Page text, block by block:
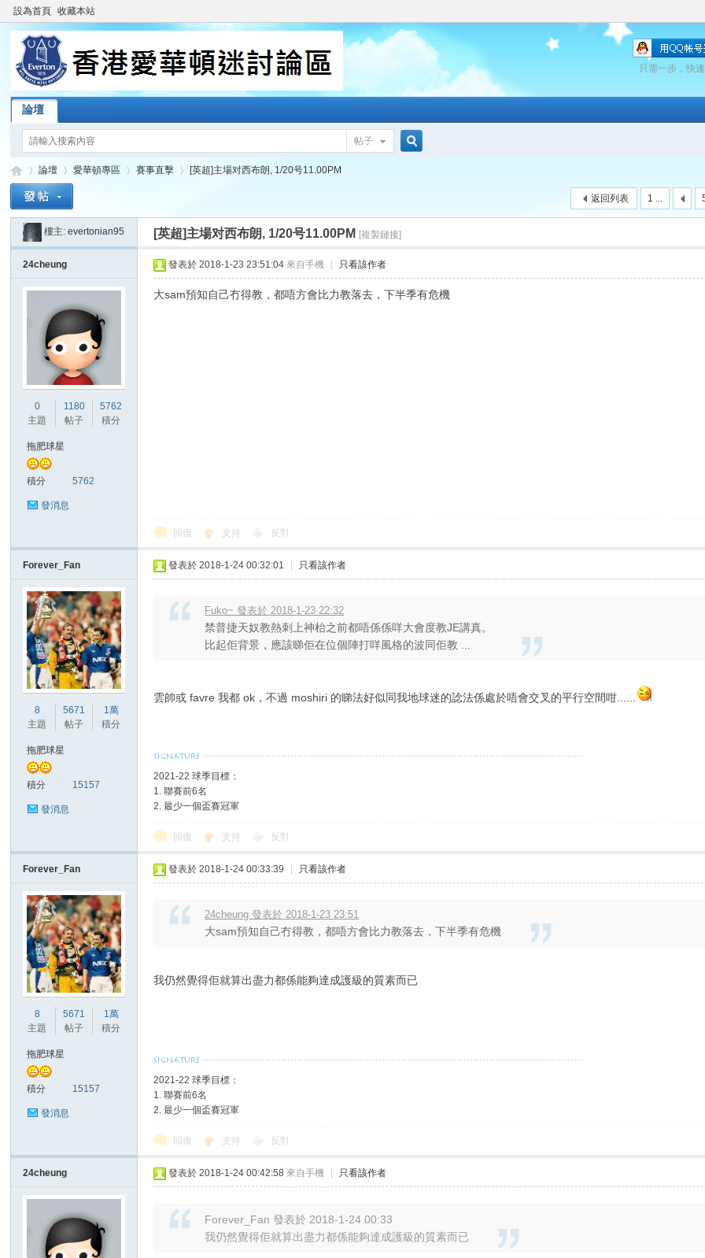
設為首頁 收藏本站
只需一步，快
論壇
帖子
索
愛
»
論壇
›
愛華頓專區
›
賽事直擊
›
[英超]主場对西布朗, 1/20号11.00PM
1 ...
返回列表
樓主:evertonian95 [英超]主場对西布朗, 1/20号11.00PM [複製鏈接]
24cheung
0
主題
1180
帖子
5762
積分
拖肥球星
積分 5762
發消息
發表於 2018-1-23 23:51:04 來自手機 只看該作者
大sam預知自己冇得教，都唔方會比力教落去，下半季有危機
回復 支持 反對
Forever_Fan
8
主題
5671
帖子
1萬
積分
拖肥球星
積分 15157
發消息
發表於 2018-1-24 00:32:01 只看該作者
Fuko~ 發表於 2018-1-23 22:32
禁普捷天奴教熱刺上神枱之前都唔係係咩大會度教JE講真。
比起佢背景，應該睇佢在位個陣打咩風格的波同佢教 ...
雲帥或 favre 我都 ok，不過 moshiri 的睇法好似同我地球迷的諗法係處於唔會交叉的平行空間咁......
2021-22 球季目標：
1. 聯賽前6名
2. 最少一個盃賽冠軍
回復 支持 反對
Forever_Fan
8
主題
5671
帖子
1萬
積分
拖肥球星
積分 15157
發消息
發表於 2018-1-24 00:33:39 只看該作者
24cheung 發表於 2018-1-23 23:51
大sam預知自己冇得教，都唔方會比力教落去，下半季有危機
我仍然覺得佢就算出盡力都係能夠達成護級的質素而已
2021-22 球季目標：
1. 聯賽前6名
2. 最少一個盃賽冠軍
回復 支持 反對
24cheung 發表於 2018-1-24 00:42:58 來自手機 只看該作者
Forever_Fan 發表於 2018-1-24 00:33
我仍然覺得佢就算出盡力都係能夠達成護級的質素而已